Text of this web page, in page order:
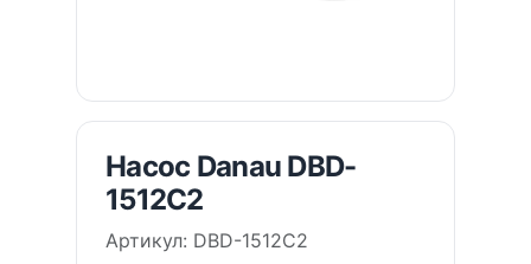
Насос Danau DBD-
1512C2
Артикул: DBD-1512C2